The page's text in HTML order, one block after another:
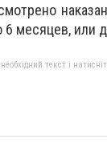
6 месяцев,
текст і